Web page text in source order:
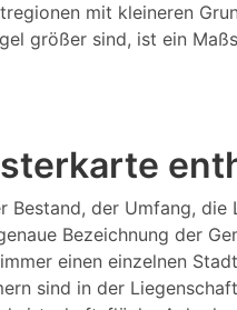
mit kleineren
größer sind, ist ein
der Umfang, die
Bezeichnung der
einen einzelnen
sind in der